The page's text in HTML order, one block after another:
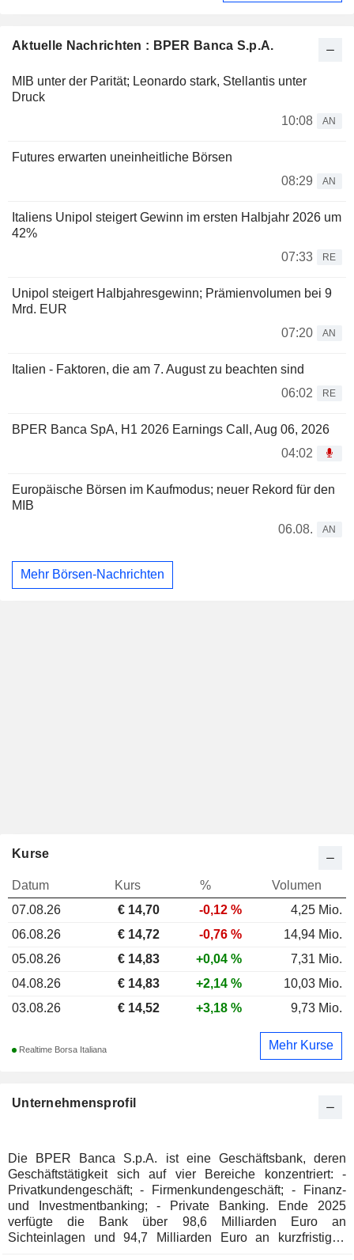
Aktuelle Nachrichten : BPER Banca S.p.A.
MIB unter der Parität; Leonardo stark, Stellantis unter
Druck
10:08
AN
Futures erwarten uneinheitliche Börsen
08:29
AN
Italiens Unipol steigert Gewinn im ersten Halbjahr 2026 um
42%
07:33
RE
Unipol steigert Halbjahresgewinn; Prämienvolumen bei 9
Mrd. EUR
07:20
AN
Italien - Faktoren, die am 7. August zu beachten sind
06:02
RE
BPER Banca SpA, H1 2026 Earnings Call, Aug 06, 2026
04:02
Europäische Börsen im Kaufmodus; neuer Rekord für den
MIB
06.08.
AN
Mehr Börsen-Nachrichten
Unternehmensprofil
Die BPER Banca S.p.A. ist eine Geschäftsbank, deren
Geschäftstätigkeit sich auf vier Bereiche konzentriert: -
Privatkundengeschäft; - Firmenkundengeschäft; - Finanz-
und Investmentbanking; - Private Banking. Ende 2025
verfügte die Bank über 98,6 Milliarden Euro an
Sichteinlagen und 94,7 Milliarden Euro an kurzfristigen
Kurse
Datum Kurs %
Volumen
07.08.26
€ 14,70 -0,12 %
4,25 Mio.
06.08.26
€ 14,72 -0,76 %
14,94 Mio.
05.08.26
€ 14,83 +0,04 %
7,31 Mio.
04.08.26
€ 14,83 +2,14 %
10,03 Mio.
03.08.26
€ 14,52 +3,18 % 9,73 Mio.
Realtime Borsa Italiana Mehr Kurse